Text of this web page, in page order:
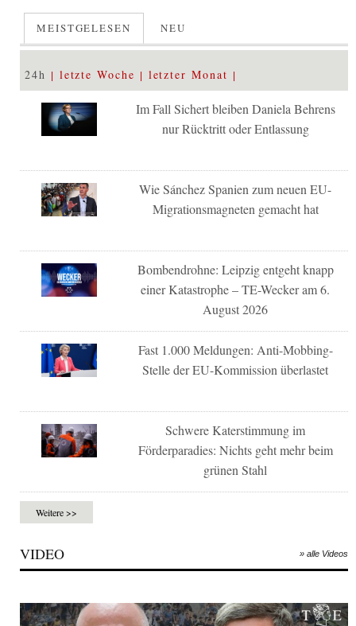
MEISTGELESEN NEU
24h letzte Woche letzter Monat
Im Fall Sichert bleiben Daniela Behrens
nur Rücktritt oder Entlassung
Wie Sánchez Spanien zum neuen EU-
Migrationsmagneten gemacht hat
Bombendrohne: Leipzig entgeht knapp
einer Katastrophe – TE-Wecker am 6.
August 2026
Fast 1.000 Meldungen: Anti-Mobbing-
Stelle der EU-Kommission überlastet
Schwere Katerstimmung im
Förderparadies: Nichts geht mehr beim
grünen Stahl
Weitere >>
VIDEO » alle Videos